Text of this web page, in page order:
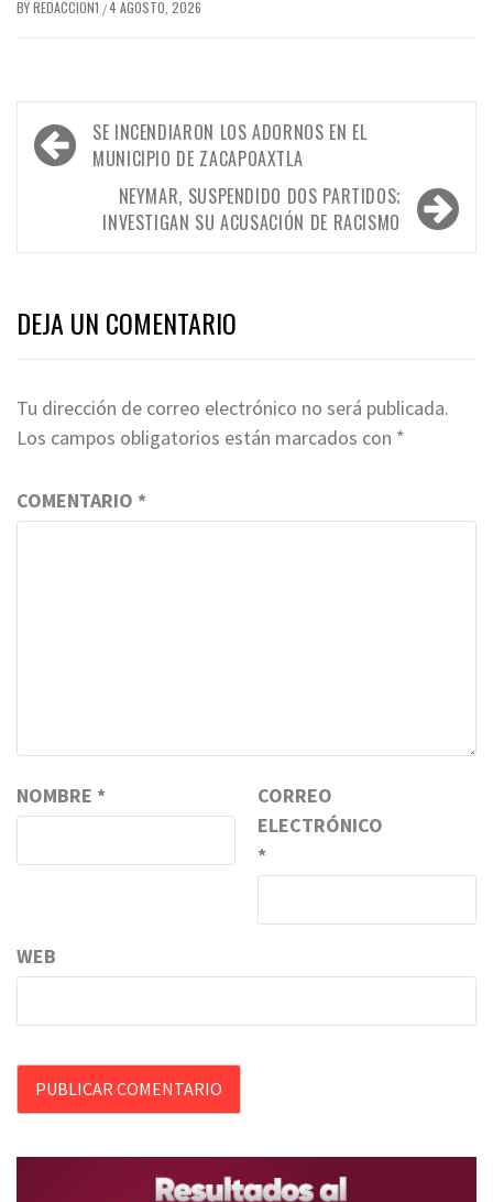
BYREDACCION1 /4 AGOSTO, 2026
Navegación
de
entradas
SE INCENDIARON LOS ADORNOS EN EL
MUNICIPIO DE ZACAPOAXTLA
NEYMAR, SUSPENDIDO DOS PARTIDOS;
INVESTIGAN SU ACUSACIÓN DE RACISMO
DEJA UN COMENTARIO
Tu dirección de correo electrónico no será publicada.
Los campos obligatorios están marcados con *
COMENTARIO *
NOMBRE *
CORREO
ELECTRÓNICO
*
WEB